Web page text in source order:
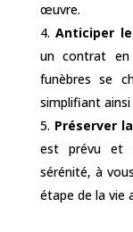
œuvre.
Anticiper
un contrat en
funèbres se
simplifiant
Préserver
est prévu et
sérénité, à
étape de la vie